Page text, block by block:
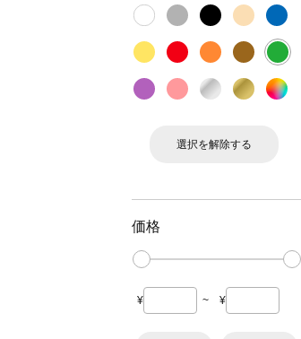
選択を解除する
価格
¥ ~ ¥